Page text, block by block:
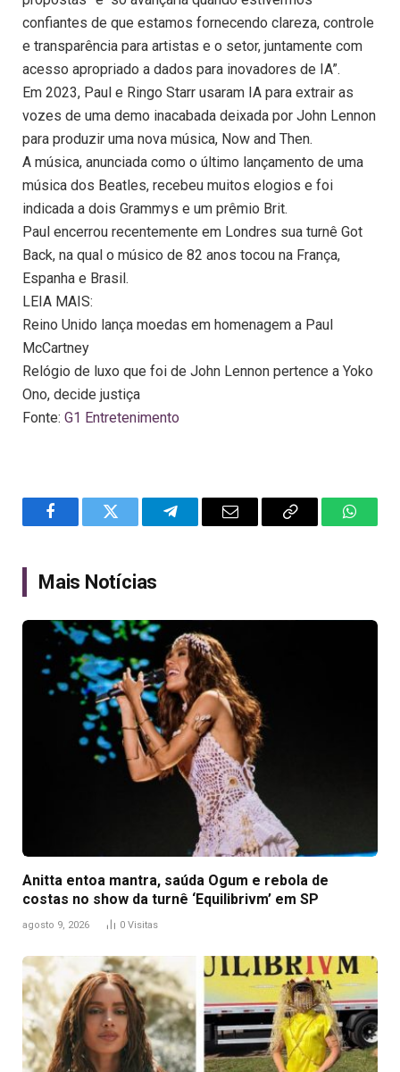
confiantes de que estamos fornecendo clareza, controle
e transparência para artistas e o setor, juntamente com
acesso apropriado a dados para inovadores de IA”.
Em 2023, Paul e Ringo Starr usaram IA para extrair as
vozes de uma demo inacabada deixada por John Lennon
para produzir uma nova música, Now and Then.
A música, anunciada como o último lançamento de uma
música dos Beatles, recebeu muitos elogios e foi
indicada a dois Grammys e um prêmio Brit.
Paul encerrou recentemente em Londres sua turnê Got
Back, na qual o músico de 82 anos tocou na França,
Espanha e Brasil.
LEIA MAIS:
Reino Unido lança moedas em homenagem a Paul
McCartney
Relógio de luxo que foi de John Lennon pertence a Yoko
Ono, decide justiça
Fonte: G1 Entretenimento
FacebookTwitter TelegramEmail
Copy
Mais Notícias
Anitta entoa mantra, saúda Ogum e rebola de
costas no show da turnê ‘Equilibrivm’ em SP
agosto 9, 2026 0 Visitas